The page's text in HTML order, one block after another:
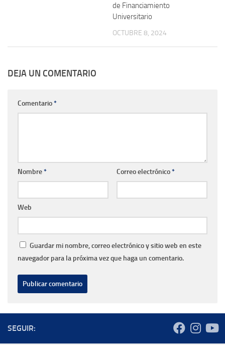
de Financiamiento
Universitario
OCTUBRE 8, 2024
DEJA UN COMENTARIO
Comentario*
Nombre* Correo electrónico*
Web
Guardar mi nombre, correo electrónico y sitio web en este
navegador para la próxima vez que haga un comentario.
SEGUIR: